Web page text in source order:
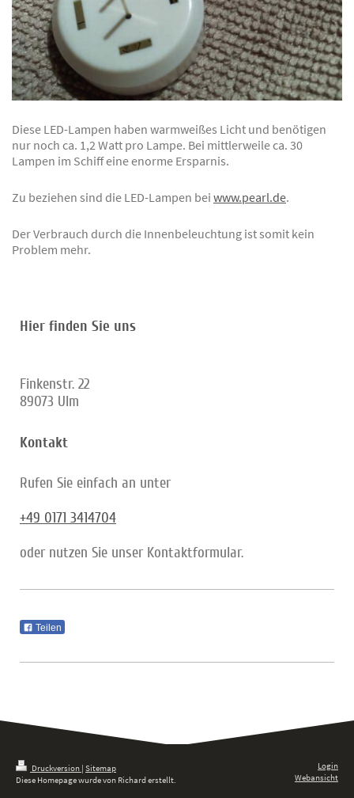
Diese LED-Lampen haben warmweißes Licht und benötigen
nur noch ca. 1,2 Watt pro Lampe. Bei mittlerweile ca. 30
Lampen im Schiff eine enorme Ersparnis.
Zu beziehen sind die LED-Lampen bei www.pearl.de.
Der Verbrauch durch die Innenbeleuchtung ist somit kein
Problem mehr.
Hier finden Sie uns
Finkenstr. 22
89073 Ulm
Kontakt
Rufen Sie einfach an unter
+49 0171 3414704
oder nutzen Sie unser Kontaktformular.
Teilen
Druckversion | Sitemap
Diese Homepage wurde von Richard erstellt.
Login
Webansicht